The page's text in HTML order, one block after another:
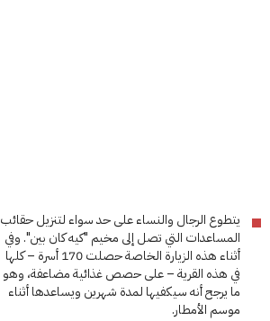
يتطوع الرجال والنساء على حد سواء لتنزيل حقائب
المساعدات التي تصل إلى مخيم "كيه كان بين". وفي
أثناء هذه الزيارة الخاصة حصلت 170 أسرة – كلها
في هذه القرية – على حصص غذائية مضاعفة، وهو
ما يرجح أنه سيكفيها لمدة شهرين ويساعدها أثناء
موسم الأمطار.